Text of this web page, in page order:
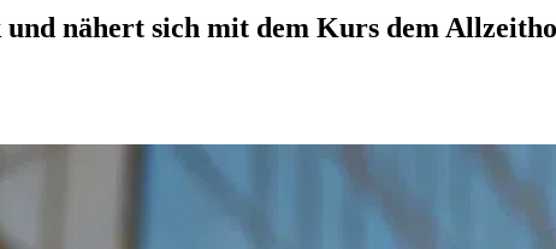
nähert sich mit dem Kurs dem